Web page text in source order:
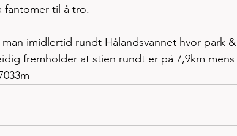
fantomer til å tro.
imidlertid rundt Hålandsvannet hvor park &
fremholder at stien rundt er på 7,9km